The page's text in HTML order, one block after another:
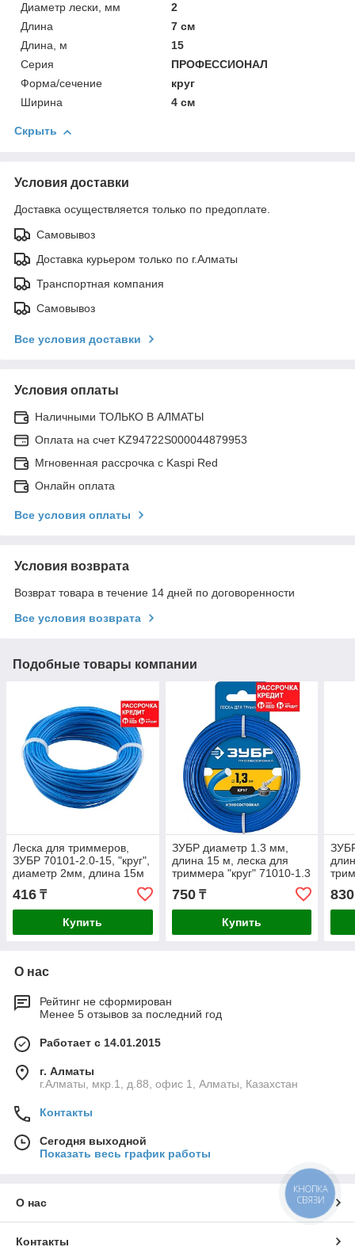
Диаметр лески, мм
2
Длина
7 см
Длина, м
15
Серия
ПРОФЕССИОНАЛ
Форма/сечение
круг
Ширина
4 см
Скрыть
Условия доставки
Доставка осуществляется только по предоплате.
Самовывоз
Доставка курьером только по г.Алматы
Транспортная компания
Самовывоз
Все условия доставки
Условия оплаты
Наличными ТОЛЬКО В АЛМАТЫ
Оплата на счет KZ94722S000044879953
Мгновенная рассрочка с Kaspi Red
Онлайн оплата
Все условия оплаты
Условия возврата
Возврат товара в течение 14 дней по договоренности
Все условия возврата
Подобные товары компании
Леска для триммеров,
ЗУБР 70101-2.0-15, "круг",
диаметр 2мм, длина 15м
416 ₸
Купить
ЗУБР диаметр 1.3 мм,
длина 15 м, леска для
триммера "круг" 71010-1.3
750₸
Купить
830
О нас
Рейтинг не сформирован
Менее 5 отзывов за последний год
Работает с 14.01.2015
г. Алматы
г.Алматы, мкр.1, д.88, офис 1, Алматы, Казахстан
Контакты
Сегодня выходной
Показать весь график работы
О нас
Контакты
КНОПКА
СВЯЗИ